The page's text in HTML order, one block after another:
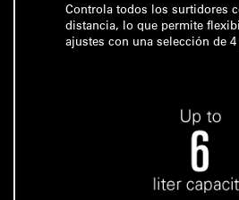
Controla todos los surtidores
distancia, lo que permite
ajustes con una selección de